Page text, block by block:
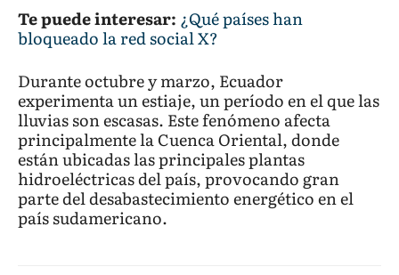
Te puede interesar: ¿Qué países han
bloqueado la red social X?
Durante octubre y marzo, Ecuador
experimenta un estiaje, un período en el que las
lluvias son escasas. Este fenómeno afecta
principalmente la Cuenca Oriental, donde
están ubicadas las principales plantas
hidroeléctricas del país, provocando gran
parte del desabastecimiento energético en el
país sudamericano.